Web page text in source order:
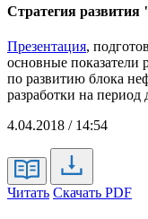
Стратегия развития
Презентация,
основные показатели
по развитию блока
разработки на период
4.04.2018 / 14:54
Читать Скачать PDF